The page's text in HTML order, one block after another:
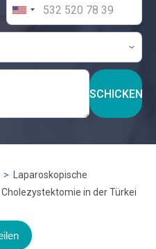
SCHICKEN
Laparoskopische
Cholezystektomie in der Türkei